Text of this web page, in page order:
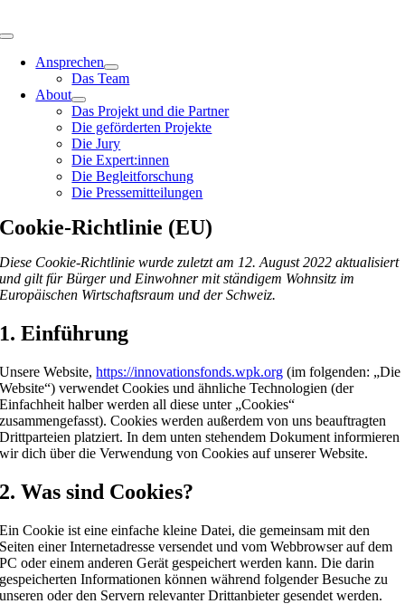
Inhalt
Toggle
NavigationAnsprechen
Das Team
About
Das Projekt und die Partner
Die geförderten Projekte
Die Jury
Die Expert:innen
Die Begleitforschung
Die Pressemitteilungen
Cookie-Richtlinie (EU)
Diese Cookie-Richtlinie wurde zuletzt am 12. August 2022 aktualisiert
und gilt für Bürger und Einwohner mit ständigem Wohnsitz im
Europäischen Wirtschaftsraum und der Schweiz.
1. Einführung
Unsere Website,https://innovationsfonds.wpk.org (im folgenden: „Die
Website“) verwendet Cookies und ähnliche Technologien (der
Einfachheit halber werden all diese unter „Cookies“
zusammengefasst). Cookies werden außerdem von uns beauftragten
Drittparteien platziert. In dem unten stehendem Dokument informieren
wir dich über die Verwendung von Cookies auf unserer Website.
2. Was sind Cookies?
Ein Cookie ist eine einfache kleine Datei, die gemeinsam mit den
Seiten einer Internetadresse versendet und vom Webbrowser auf dem
PC oder einem anderen Gerät gespeichert werden kann. Die darin
gespeicherten Informationen können während folgender Besuche zu
unseren oder den Servern relevanter Drittanbieter gesendet werden.